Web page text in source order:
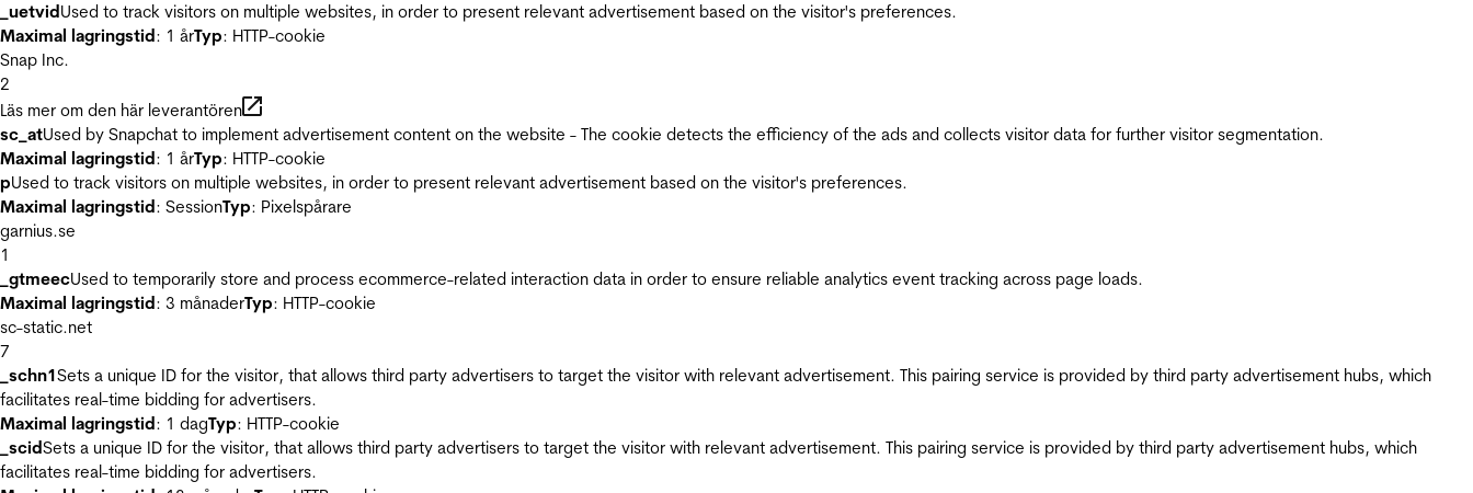
_uetvidUsed to track visitors on multiple websites, in order to present relevant advertisement based on the visitor's preferences.
Maximal lagringstid: 1 årTyp: HTTP-cookie
Snap Inc.
2
Läs mer om den här leverantören
sc_atUsed by Snapchat to implement advertisement content on the website - The cookie detects the efficiency of the ads and collects visitor data for further visitor segmentation.
Maximal lagringstid: 1 årTyp: HTTP-cookie
pUsed to track visitors on multiple websites, in order to present relevant advertisement based on the visitor's preferences.
Maximal lagringstid: SessionTyp: Pixelspårare
garnius.se
1
_gtmeecUsed to temporarily store and process ecommerce-related interaction data in order to ensure reliable analytics event tracking across page loads.
Maximal lagringstid: 3 månaderTyp: HTTP-cookie
sc-static.net
7
_schn1Sets a unique ID for the visitor, that allows third party advertisers to target the visitor with relevant advertisement. This pairing service is provided by third party advertisement hubs, which
facilitates real-time bidding for advertisers.
Maximal lagringstid: 1 dagTyp: HTTP-cookie
_scidSets a unique ID for the visitor, that allows third party advertisers to target the visitor with relevant advertisement. This pairing service is provided by third party advertisement hubs, which
facilitates real-time bidding for advertisers.